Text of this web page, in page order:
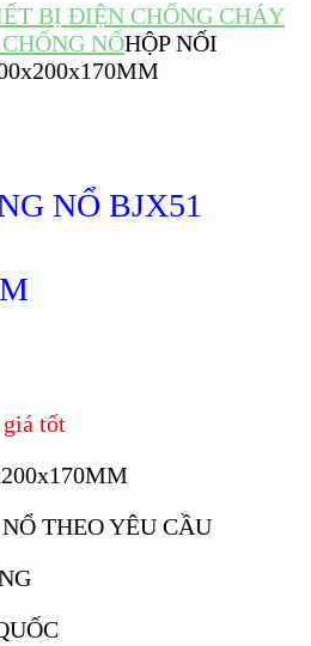
BỊ ĐIỆN CHỐNG CHÁY
NỔHỘP NỐI
NỔ BJX51
tốt
THEO YÊU CẦU